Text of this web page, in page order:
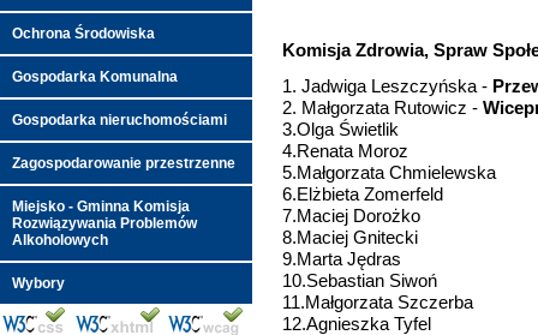
Ochrona Środowiska
Gospodarka Komunalna
Gospodarka nieruchomościami
Zagospodarowanie przestrzenne
Miejsko - Gminna Komisja
Rozwiązywania Problemów
Alkoholowych
Wybory
Komisja Zdrowia, Spraw
1. Jadwiga Leszczyńska -
2. Małgorzata Rutowicz -
3.Olga Świetlik
4.Renata Moroz
5.Małgorzata Chmielewska
6.Elżbieta Zomerfeld
7.Maciej Dorożko
8.Maciej Gnitecki
9.Marta Jędras
10.Sebastian Siwoń
11.Małgorzata Szczerba
12.Agnieszka Tyfel